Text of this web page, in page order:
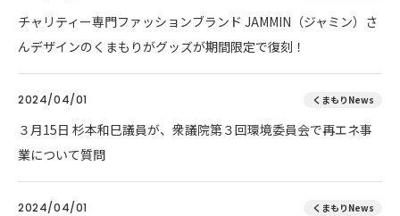
チャリティー専門ファッションブランド JAMMIN（ジャミン）さ
んデザインのくまもりがグッズが期間限定で復刻！
2024/04/01 くまもりNews
３月15日 杉本和巳議員が、衆議院第３回環境委員会で再エネ事
業について質問
2024/04/01 くまもりNews